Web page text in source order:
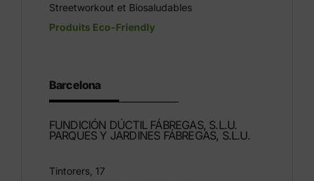
Streetworkout et Biosaludables
Produits Eco-Friendly
Barcelona
FUNDICIÓN DÚCTIL FÁBREGAS, S.L.U.
PARQUES Y JARDINES FÁBREGAS, S.L.U.
Tintorers, 17